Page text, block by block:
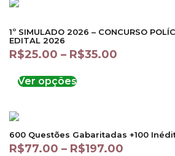
1º SIMULADO 2026 – CONCURSO
EDITAL 2026
R$25.00 – R$35.00
Ver opções
600 Questões Gabaritadas +100
R$77.00 – R$197.00